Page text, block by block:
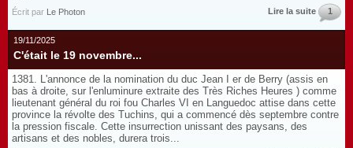
Écrit par Le Photon Lire la suite 1
19/11/2025
C'était le 19 novembre...
1381. L'annonce de la nomination du duc Jean I er de Berry (assis en
bas à droite, sur l'enluminure extraite des Très Riches Heures ) comme
lieutenant général du roi fou Charles VI en Languedoc attise dans cette
province la révolte des Tuchins, qui a commencé dès septembre contre
la pression fiscale. Cette insurrection unissant des paysans, des
artisans et des nobles, durera trois...